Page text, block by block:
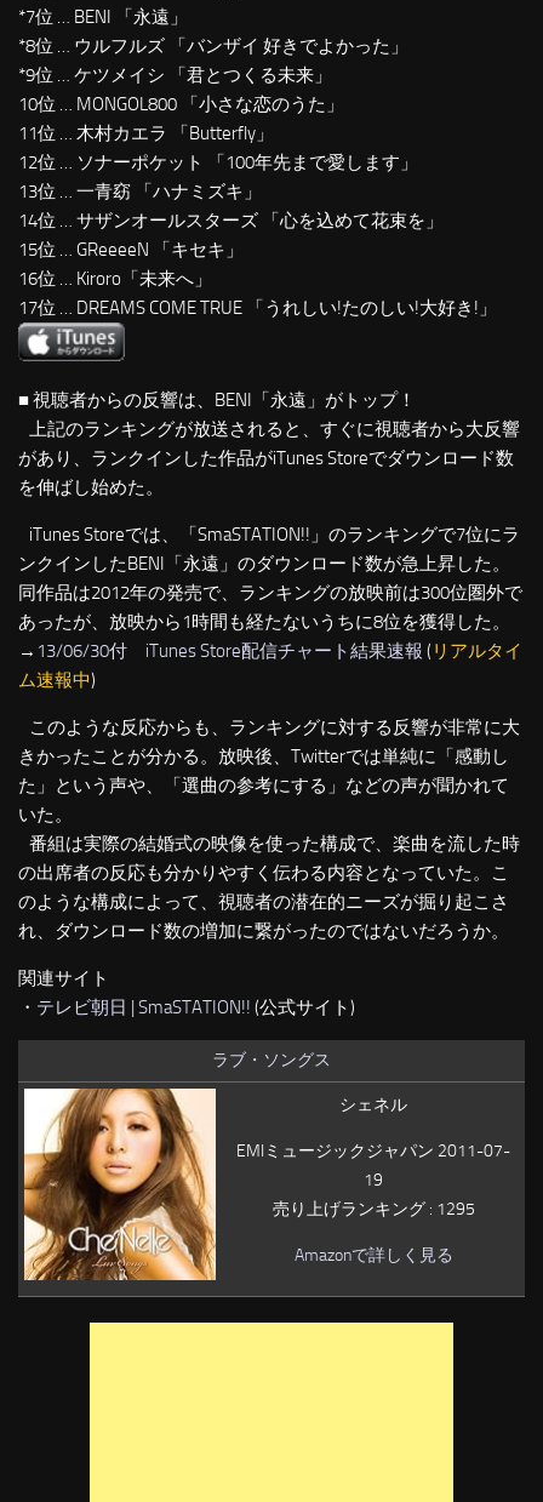
*7位 … BENI 「永遠」
*8位 … ウルフルズ 「バンザイ 好きでよかった」
*9位 … ケツメイシ 「君とつくる未来」
10位 … MONGOL800 「小さな恋のうた」
11位 … 木村カエラ 「Butterfly」
12位 … ソナーポケット 「100年先まで愛します」
13位 … 一青窈 「ハナミズキ」
14位 … サザンオールスターズ 「心を込めて花束を」
15位 … GReeeeN 「キセキ」
16位 … Kiroro「未来へ」
17位 … DREAMS COME TRUE 「うれしい!たのしい!大好き!」
■ 視聴者からの反響は、BENI「永遠」がトップ！
上記のランキングが放送されると、すぐに視聴者から大反響
があり、ランクインした作品がiTunes Storeでダウンロード数
を伸ばし始めた。
iTunes Storeでは、「SmaSTATION!!」のランキングで7位にラ
ンクインしたBENI「永遠」のダウンロード数が急上昇した。
同作品は2012年の発売で、ランキングの放映前は300位圏外で
あったが、放映から1時間も経たないうちに8位を獲得した。
→ 13/06/30付 iTunes Store配信チャート結果速報 ( リアルタイ
ム速報中)
このような反応からも、ランキングに対する反響が非常に大
きかったことが分かる。放映後、Twitterでは単純に「感動し
た」という声や、「選曲の参考にする」などの声が聞かれて
いた。
番組は実際の結婚式の映像を使った構成で、楽曲を流した時
の出席者の反応も分かりやすく伝わる内容となっていた。こ
のような構成によって、視聴者の潜在的ニーズが掘り起こさ
れ、ダウンロード数の増加に繋がったのではないだろうか。
関連サイト
・ テレビ朝日 | SmaSTATION!! (公式サイト)
ラブ・ソングス
シェネル
EMIミュージックジャパン 2011-07-
19
売り上げランキング : 1295
Amazonで詳しく見る